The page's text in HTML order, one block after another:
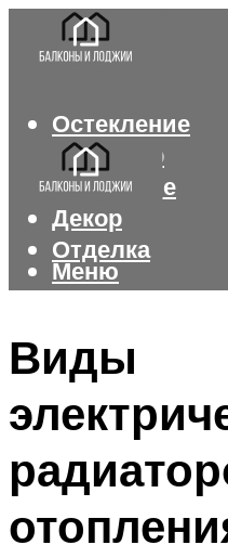
Остекление
Интерьер
Утепление
Декор
Отделка
Меню
Виды